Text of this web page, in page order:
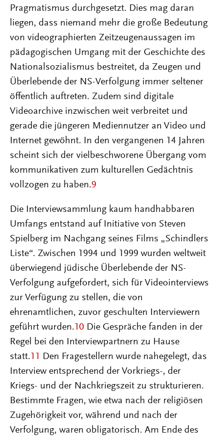
Pragmatismus durchgesetzt. Dies mag daran
liegen, dass niemand mehr die große Bedeutung
von videographierten Zeitzeugenaussagen im
pädagogischen Umgang mit der Geschichte des
Nationalsozialismus bestreitet, da Zeugen und
Überlebende der NS-Verfolgung immer seltener
öffentlich auftreten. Zudem sind digitale
Videoarchive inzwischen weit verbreitet und
gerade die jüngeren Mediennutzer an Video und
Internet gewöhnt. In den vergangenen 14 Jahren
scheint sich der vielbeschworene Übergang vom
kommunikativen zum kulturellen Gedächtnis
vollzogen zu haben.9
Die Interviewsammlung kaum handhabbaren
Umfangs entstand auf Initiative von Steven
Spielberg im Nachgang seines Films „Schindlers
Liste“. Zwischen 1994 und 1999 wurden weltweit
überwiegend jüdische Überlebende der NS-
Verfolgung aufgefordert, sich für Videointerviews
zur Verfügung zu stellen, die von
ehrenamtlichen, zuvor geschulten Interviewern
geführt wurden.10 Die Gespräche fanden in der
Regel bei den Interviewpartnern zu Hause
statt.11
Den Fragestellern wurde nahegelegt, das
Interview entsprechend der Vorkriegs-, der
Kriegs- und der Nachkriegszeit zu strukturieren.
Bestimmte Fragen, wie etwa nach der religiösen
Zugehörigkeit vor, während und nach der
Verfolgung, waren obligatorisch. Am Ende des